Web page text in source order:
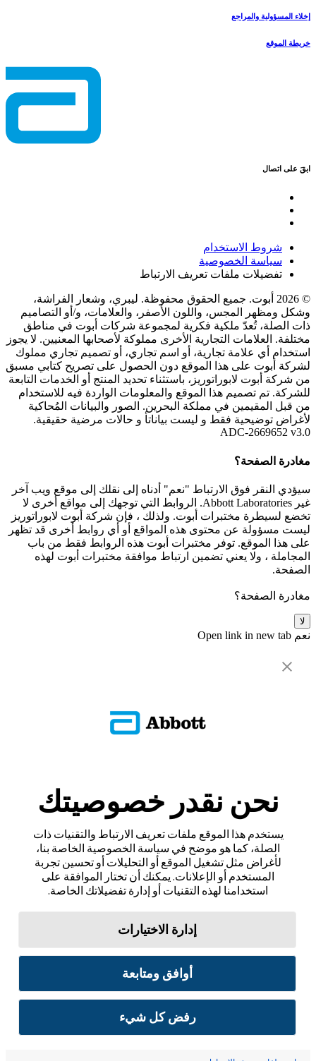
إخلاء المسؤولية والمراجع
خريطة الموقع
ابقَ على اتصال
شروط الاستخدام
سياسة الخصوصية
تفضيلات ملفات تعريف الارتباط
© 2026 أبوت. جميع الحقوق محفوظة. ليبري، وشعار الفراشة،
وشكل ومظهر المجس، واللون الأصفر، والعلامات، و/أو التصاميم
ذات الصلة، تُعدّ ملكية فكرية لمجموعة شركات أبوت في مناطق
مختلفة. العلامات التجارية الأخرى مملوكة لأصحابها المعنيين. لا يجوز
استخدام أي علامة تجارية، أو اسم تجاري، أو تصميم تجاري مملوك
لشركة أبوت على هذا الموقع دون الحصول على تصريح كتابي مسبق
من شركة أبوت لابوراتوريز، باستثناء تحديد المنتج أو الخدمات التابعة
للشركة. تم تصميم هذا الموقع والمعلومات الواردة فيه للاستخدام
من قبل المقيمين في مملكة البحرين. الصور والبيانات المُحاكية
لأغراض توضيحية فقط و ليست بياناتأ و حالات مرضية حقيقية.
ADC-2669652 v3.0
مغادرة الصفحة؟
سيؤدي النقر فوق الارتباط "نعم" أدناه إلى نقلك إلى موقع ويب آخر
غير Abbott Laboratories. الروابط التي توجهك إلى مواقع أخرى لا
تخضع لسيطرة مختبرات أبوت. ولذلك ، فإن شركة أبوت لابوراتوريز
ليست مسؤولة عن محتوى هذه المواقع أو أي روابط أخرى قد تظهر
على هذا الموقع. توفر مختبرات أبوت هذه الروابط فقط من باب
المجاملة ، ولا يعني تضمين ارتباط موافقة مختبرات أبوت لهذه
الصفحة.
مغادرة الصفحة؟
لا
نعم Open link in new tab
نحن نقدر خصوصيتك
يستخدم هذا الموقع ملفات تعريف الارتباط والتقنيات ذات
الصلة، كما هو موضح في سياسة الخصوصية الخاصة بنا،
لأغراض مثل تشغيل الموقع أو التحليلات أو تحسين تجربة
المستخدم أو الإعلانات. يمكنك أن تختار الموافقة على
استخدامنا لهذه التقنيات أو إدارة تفضيلاتك الخاصة.
إدارة الاختيارات
أوافق ومتابعة
رفض كل شيء